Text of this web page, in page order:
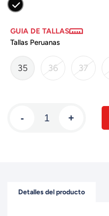
GUIA DE TALLAS
Tallas Peruanas
35 36 37
- +
Detalles del producto